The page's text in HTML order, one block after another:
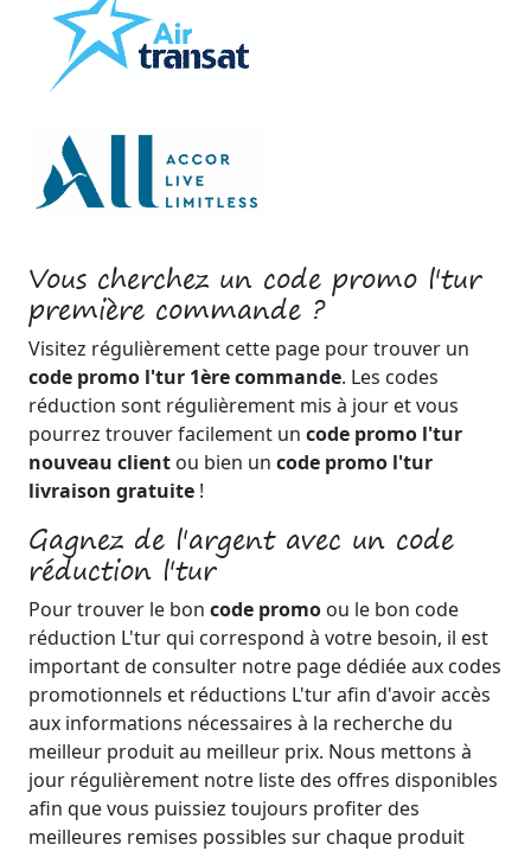
Vous cherchez un code promo l'tur
première commande ?
Visitez régulièrement cette page pour trouver un
code promo l'tur 1ère commande. Les codes
réduction sont régulièrement mis à jour et vous
pourrez trouver facilement un code promo l'tur
nouveau client ou bien un code promo l'tur
livraison gratuite !
Gagnez de l'argent avec un code
réduction l'tur
Pour trouver le bon code promo ou le bon code
réduction L'tur qui correspond à votre besoin, il est
important de consulter notre page dédiée aux codes
promotionnels et réductions L'tur afin d'avoir accès
aux informations nécessaires à la recherche du
meilleur produit au meilleur prix. Nous mettons à
jour régulièrement notre liste des offres disponibles
afin que vous puissiez toujours profiter des
meilleures remises possibles sur chaque produit